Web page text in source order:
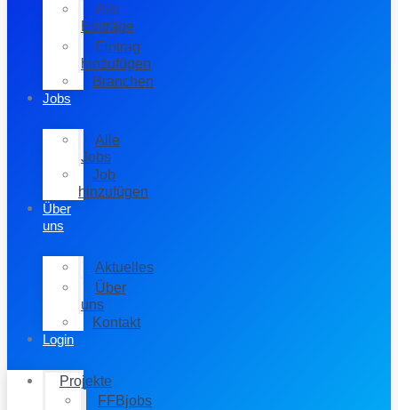
Alle
Einträge
Eintrag
hinzufügen
Branchen
Jobs
Alle
Jobs
Job
hinzufügen
Über
uns
Aktuelles
Über
uns
Kontakt
Login
Projekte
FFBjobs